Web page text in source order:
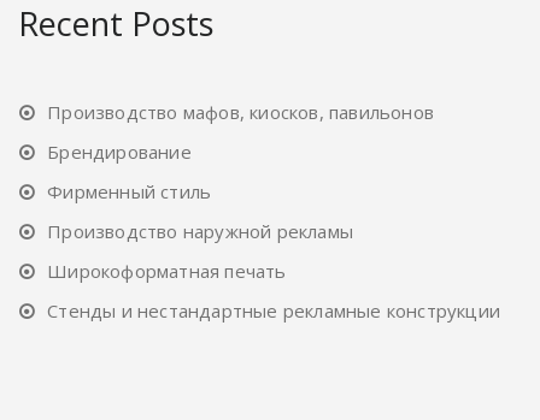
Recent Posts
Производство мафов, киосков, павильонов
Брендирование
Фирменный стиль
Производство наружной рекламы
Широкоформатная печать
Стенды и нестандартные рекламные конструкции